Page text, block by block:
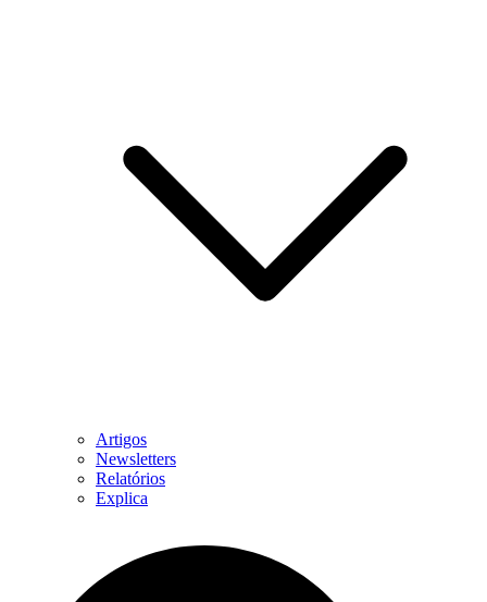
Artigos
Newsletters
Relatórios
Explica